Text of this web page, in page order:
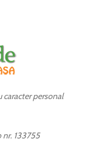
personal
nr. 133755